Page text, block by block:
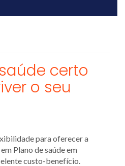
certo
o seu
para oferecer a
Plano de saúde em
custo-benefício.